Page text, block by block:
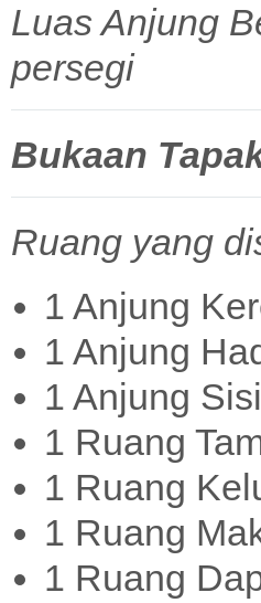
Luas Anjung
persegi
Bukaan
Ruang yang
1 Anjung
1 Anjung
1 Anjung Sisi
1 Ruang
1 Ruang
1 Ruang
1 Ruang